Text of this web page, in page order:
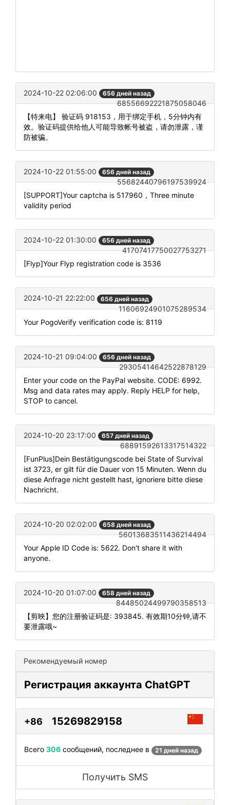
2024-10-22 02:06:00 656 дней назад
68556692221875058046
【特来电】 验证码 918153，用于绑定手机，5分钟内有
效。验证码提供给他人可能导致帐号被盗，请勿泄露，谨
防被骗。
2024-10-22 01:55:00 656 дней назад
55682440796197539924
[SUPPORT]Your captcha is 517960，Three minute
validity period
2024-10-22 01:30:00 656 дней назад
41707417750027753271
[Flyp]Your Flyp registration code is 3536
2024-10-21 22:22:00 656 дней назад
11606924901075289534
Your PogoVerify verification code is: 8119
2024-10-21 09:04:00 656 дней назад
29305414642522878129
Enter your code on the PayPal website. CODE: 6992.
Msg and data rates may apply. Reply HELP for help,
STOP to cancel.
2024-10-20 23:17:00 657 дней назад
68891592613317514322
[FunPlus]Dein Bestätigungscode bei State of Survival
ist 3723, er gilt für die Dauer von 15 Minuten. Wenn du
diese Anfrage nicht gestellt hast, ignoriere bitte diese
Nachricht.
2024-10-20 02:02:00 658 дней назад
56013683511436214494
Your Apple ID Code is: 5622. Don't share it with
anyone.
2024-10-20 01:07:00 658 дней назад
84485024499790358513
【剪映】您的注册验证码是: 393845. 有效期10分钟,请不
要泄露哦~
Рекомендуемый номер
Регистрация аккаунта ChatGPT
+86 15269829158
Всего 306 сообщений, последнее в 21 дней назад
Получить SMS